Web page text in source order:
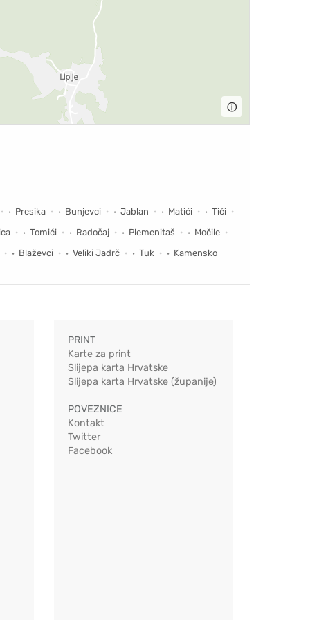
ⓘ
Presika Bunjevci Jablan Matići
Tići
Tomići Radočaj Plemenitaš
Močile
Blaževci
Veliki Jadrč Tuk Kamensko
PRINT
Karte za print
Slijepa karta Hrvatske
Slijepa karta Hrvatske (županije)
POVEZNICE
Kontakt
Twitter
Facebook